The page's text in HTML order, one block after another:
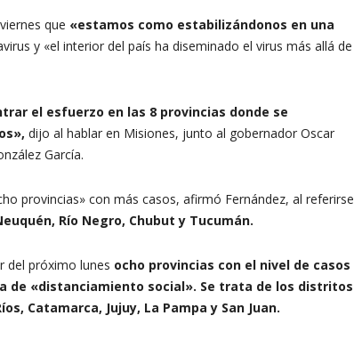
que «estamos como estabilizándonos en una
y «el interior del país ha diseminado el virus más allá de
el esfuerzo en las 8 provincias donde se
dijo al hablar en Misiones, junto al gobernador Oscar
García.
provincias» con más casos, afirmó Fernández, al referirse
Río Negro, Chubut y Tucumán.
del próximo lunes ocho provincias con el nivel de casos
de «distanciamiento social». Se trata de los distritos
Catamarca, Jujuy, La Pampa y San Juan.